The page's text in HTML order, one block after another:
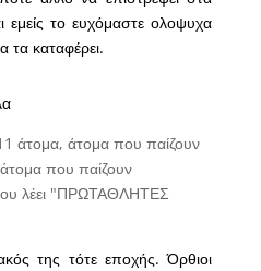
εμείς το ευχόμαστε ολοψυχα
τα καταφέρει.
της τότε εποχής. Όρθιοι